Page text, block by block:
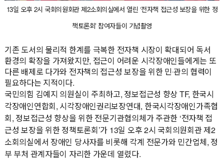
13일 오후 2시 국회의원회관 제2소회의실에서 열린 ‘전자책 접근성 보장을 위한 정
책토론회’ 참여자들이 기념촬영
기존 도서의 물리적 한계를 극복한 전자책 시장이 확대되어 독서
환경의 확장을 가져왔지만, 접근이 어려운 시각장애인들에게는 또
다른 배제로 다가와 전자책의 접근성 보장을 위한 민‧관의 협력이
필요하다는 지적이다.
국민의힘 김예지 의원실이 주최하고, 정보접근성 향상 TF, 한국시
각장애인연합회, 시각장애인권리보장연대, 한국시각장애인가족협
회, 정보접근성 향상을 위한 전문기관협의체가 주관한 ‘전자책 접
근성 보장을 위한 정책토론회’가 13일 오후 2시 국회의원회관 제2
소회의실에서 장애인 당사자를 비롯해 각계 전문가와 민간업체, 정
부 부처 관계자들이 자리한 가운데 열렸다.